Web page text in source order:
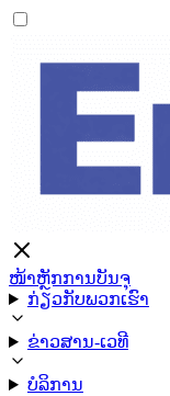
ໜ້າຫຼັກການບັນຈຸ
ກ່ຽວກັບພວກເຮົາ
ຂ່າວສານ-ເວທີ
ບໍລິການ